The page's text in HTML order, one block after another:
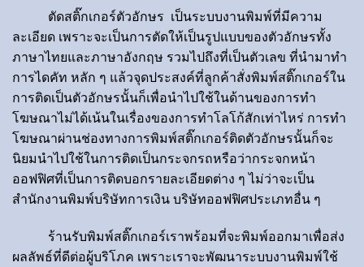
ตัดสติ๊กเกอร์ตัวอักษร เป็นระบบงานพิมพ์ที่มีความ
ละเอียด เพราะจะเป็นการตัดให้เป็นรูปแบบของตัวอักษรทั้ง
ภาษาไทยและภาษาอังกฤษ รวมไปถึงที่เป็นตัวเลข ที่นำมาทำ
การไดคัท หลัก ๆ แล้วจุดประสงค์ที่ลูกค้าสั่งพิมพ์สติ๊กเกอร์ใน
การติดเป็นตัวอักษรนั้นก็เพื่อนำไปใช้ในด้านของการทำ
โฆษณาไม่ได้เน้นในเรื่องของการทำโลโก้สักเท่าไหร่ การทำ
โฆษณาผ่านช่องทางการพิมพ์สติ๊กเกอร์ติดตัวอักษรนั้นก็จะ
นิยมนำไปใช้ในการติดเป็นกระจกรถหรือว่ากระจกหน้า
ออฟฟิศที่เป็นการติดบอกรายละเอียดต่าง ๆ ไม่ว่าจะเป็น
สำนักงานพิมพ์บริษัทการเงิน บริษัทออฟฟิศประเภทอื่น ๆ
ร้านรับพิมพ์สติ๊กเกอร์เราพร้อมที่จะพิมพ์ออกมาเพื่อส่ง
ผลลัพธ์ที่ดีต่อผู้บริโภค เพราะเราจะพัฒนาระบบงานพิมพ์ใช้